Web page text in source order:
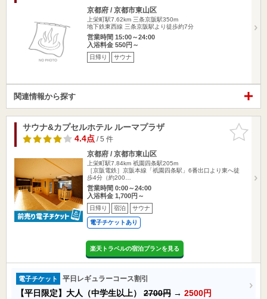
京都府 / 京都市東山区
上栄町駅7.62km 三条京阪駅350m
地下鉄東西線 三条京阪駅より徒歩約7分
営業時間 15:00～24:00
入浴料金 550円～
日帰り サウナ
関連情報から探す
お気に入
りに追加
サウナ&カプセルホテル ルーマプラザ
4.4点/ 5 件
京都府 / 京都市東山区
上栄町駅7.84km 祇園四条駅205m
［京阪電鉄］京阪本線「祇園四条駅」6番出口より東へ徒
歩4分（約200…
営業時間 0:00～24:00
入浴料金 1,700円～
日帰り 宿泊 サウナ
電子チケットあり
楽天トラベルの宿泊プランを見る
電子チケット 平日レギュラーコース割引
【平日限定】大人（中学生以上） 2700円 → 2500円